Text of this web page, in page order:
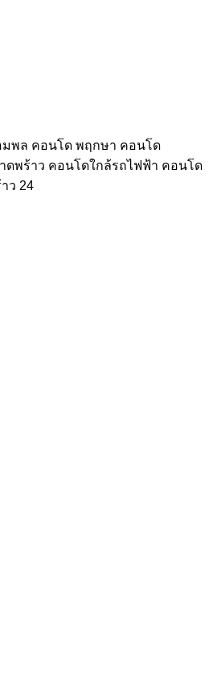
อมพล คอนโด พฤกษา คอนโด
ดพร้าว คอนโดใกล้รถไฟฟ้า คอนโด
ว 24